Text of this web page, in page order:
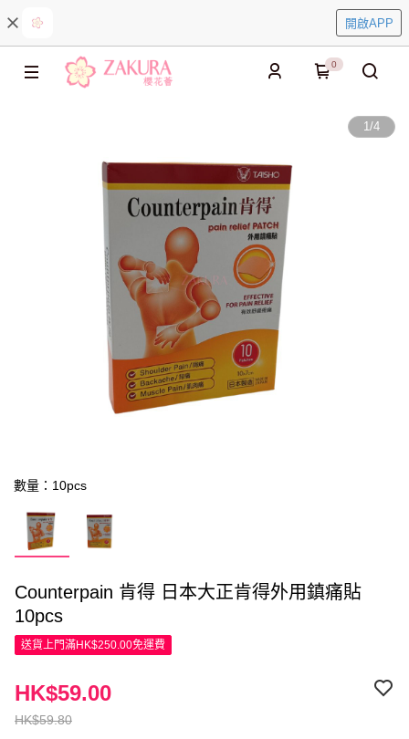
開啟APP
0
1/4
數量：10pcs
Counterpain 肯得 日本大正肯得外用鎮痛貼
10pcs
送貨上門滿HK$250.00免運費
HK$59.80
HK$59.00